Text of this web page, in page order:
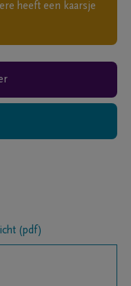
heeft een kaarsje
(pdf)